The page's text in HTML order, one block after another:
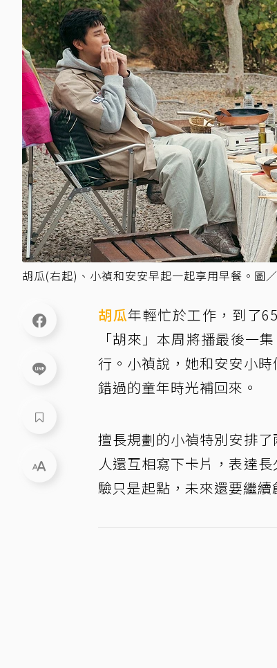
胡瓜(右起)、小禎和安安早起一起享用早餐。圖
胡瓜年輕忙於工作，到了
「胡來」本周將播最後一
行。小禎說，她和安安小
錯過的童年時光補回來。
擅長規劃的小禎特別安排
人還互相寫下卡片，表達
驗只是起點，未來還要繼續